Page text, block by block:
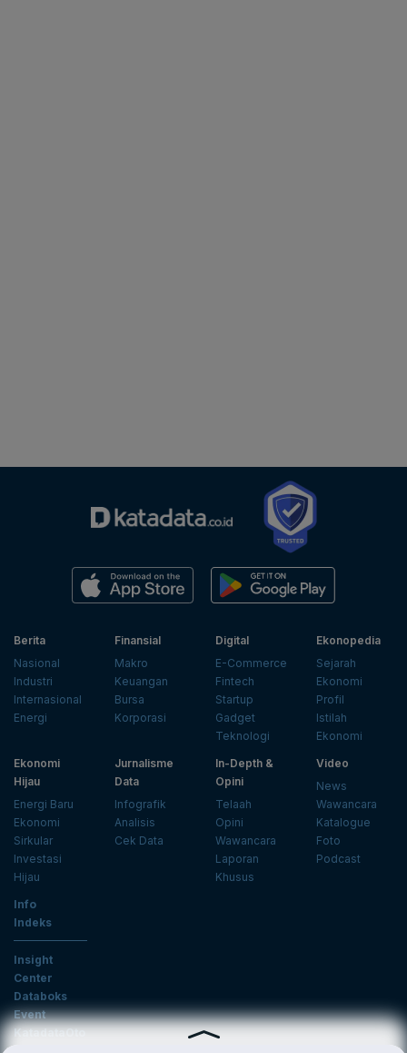
Berita
Nasional
Industri
Internasional
Energi
Finansial
Makro
Keuangan
Bursa
Korporasi
Digital
E-Commerce
Fintech
Startup
Gadget
Teknologi
Ekonopedia
Sejarah
Ekonomi
Profil
Istilah
Ekonomi
Ekonomi
Hijau
Energi Baru
Ekonomi
Sirkular
Investasi
Hijau
Jurnalisme
Data
Infografik
Analisis
Cek Data
In-Depth &
Opini
Telaah
Opini
Wawancara
Laporan
Khusus
Video
News
Wawancara
Katalogue
Foto
Podcast
Info
Indeks
Insight
Center
Databoks
Event
KatadataOto